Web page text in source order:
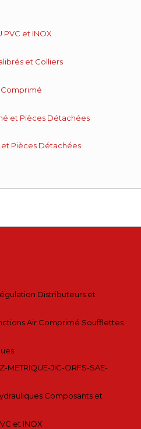
PVC et INOX
et Colliers
Comprimé
et Pièces Détachées
Pièces Détachées
Distributeurs et
Air Comprimé Soufflettes
JIC-ORFS-SAE-
Composants et
et INOX